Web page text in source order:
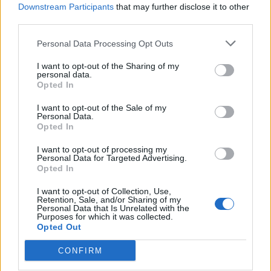
Downstream Participants that may further disclose it to other
Personal Data Processing Opt Outs
I want to opt-out of the Sharing of my
personal data.
Opted In
I want to opt-out of the Sale of my
Personal Data.
Opted In
I want to opt-out of processing my
Personal Data for Targeted Advertising.
Opted In
I want to opt-out of Collection, Use,
Retention, Sale, and/or Sharing of my
Personal Data that Is Unrelated with the
Purposes for which it was collected.
Opted Out
CONFIRM
Obiettivo Los Angeles 2028
“Speriamo di andarci alle Olimpiadi. Per la
Nazionale farei qualunque cosa e se il
mister ritenesse opportuno chiamarmi come
Ipotesi Guardiola ct
“Con il mister sono stato bene, ha fatto la
storia al City e speravo potesse continuare.
Ma la sua volontà era quella di fermarsi.
Non ho parlato con lui della possibilità di
allenare la Nazionale, le scelte non spettano